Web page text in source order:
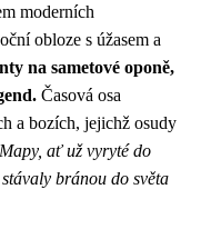
moderních
obloze s úžasem a
na sametové oponě,
Časová osa
a bozích, jejichž osudy
Mapy, ať už vyryté do
bránou do světa